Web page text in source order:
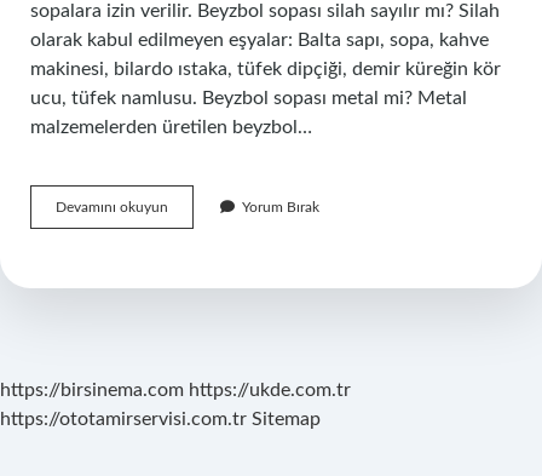
sopalara izin verilir. Beyzbol sopası silah sayılır mı? Silah
olarak kabul edilmeyen eşyalar: Balta sapı, sopa, kahve
makinesi, bilardo ıstaka, tüfek dipçiği, demir küreğin kör
ucu, tüfek namlusu. Beyzbol sopası metal mi? Metal
malzemelerden üretilen beyzbol…
Devamını okuyun
Sopası
Mı
Yorum Bırak
https://birsinema.com https://ukde.com.tr
https://ototamirservisi.com.tr Sitemap